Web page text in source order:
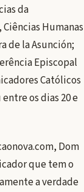
da
Humanas
de la Asunción;
Episcopal
Católicos
os dias 20 e
Dom
que tem o
a verdade